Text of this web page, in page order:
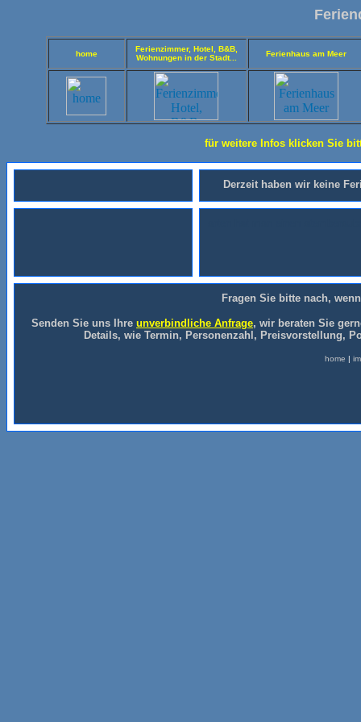
home
Ferienzimmer, Hotel, B&B,
Wohnungen in der Stadt...
Ferienhaus am Meer
für weitere Infos klicken Sie
Derzeit haben wir keine
Fragen Sie bitte nach,
Senden Sie uns Ihre unverbindliche Anfrage, wir beraten Sie
Details, wie Termin, Personenzahl, Preisvorstellung,
home |